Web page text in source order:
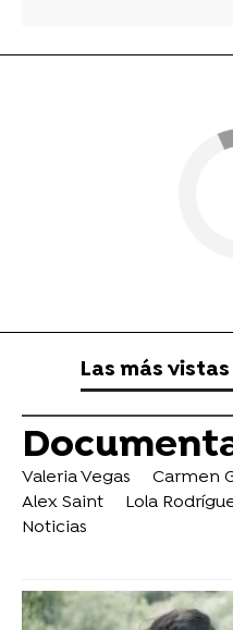
Las más vistas
Valeria Vegas
Carmen
Alex Saint
Lola
Noticias